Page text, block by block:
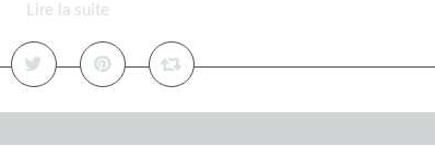
Lire la suite